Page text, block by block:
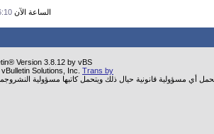
الساعة الآن PM
Version 3.8.12 by vBS
Solutions, Inc. Trans by
نتحمل أي مسؤولية قانونية حيال ذلك ويتحمل كاتبها مسؤولية